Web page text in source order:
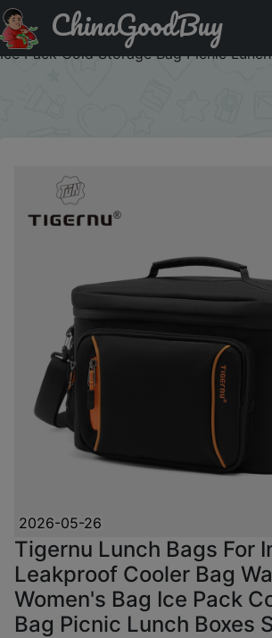
Код на скидку :IFPDRZ6K Tigernu
Insulated Leakproof Cooler Bag
Ice Pack Cold Storage Bag Picnic
ChinaGoodBuy
2026-05-26
Tigernu Lunch Bags For
Leakproof Cooler Bag
Women's Bag Ice Pack
Bag Picnic Lunch Boxes